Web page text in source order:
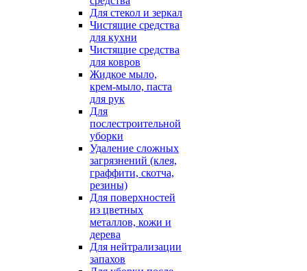
Для стекол и зеркал
Чистящие средства
для кухни
Чистящие средства
для ковров
Жидкое мыло,
крем-мыло, паста
для рук
Для
послестроительной
уборки
Удаление сложных
загрязнений (клея,
граффити, скотча,
резины)
Для поверхностей
из цветных
металлов, кожи и
дерева
Для нейтрализации
запахов